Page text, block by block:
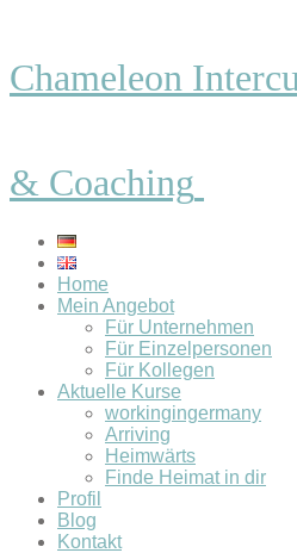
Chameleon
& Coaching
Home
Mein Angebot
Für Unternehmen
Für Einzelpersonen
Für Kollegen
Aktuelle Kurse
workingingermany
Arriving
Heimwärts
Finde Heimat in dir
Profil
Blog
Kontakt